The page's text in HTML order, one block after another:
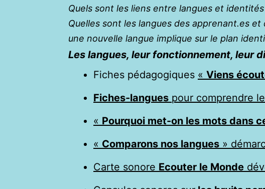
Quels sont les liens entre langues et
Quelles sont les langues des apprenant.es et
une nouvelle langue implique sur le plan
Les langues, leur fonctionnement, leur
Fiches pédagogiques « Viens
Fiches-langues pour comprendre
« Pourquoi met-on les mots dans
« Comparons nos langues »
Carte sonore Ecouter le Monde